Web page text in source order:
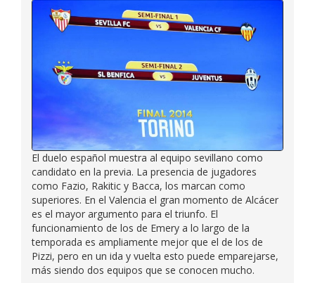
El duelo español muestra al equipo sevillano como
candidato en la previa. La presencia de jugadores
como Fazio, Rakitic y Bacca, los marcan como
superiores. En el Valencia el gran momento de Alcácer
es el mayor argumento para el triunfo. El
funcionamiento de los de Emery a lo largo de la
temporada es ampliamente mejor que el de los de
Pizzi, pero en un ida y vuelta esto puede emparejarse,
más siendo dos equipos que se conocen mucho.